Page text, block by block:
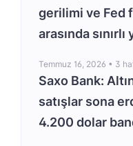
gerilimi ve Fed
arasında
Temmuz 16, 2026 • 3
Saxo Bank:
satışlar sona
4.200 dolar